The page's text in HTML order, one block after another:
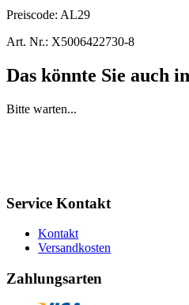
Preiscode: AL29
Art. Nr.: X5006422730-8
Das könnte Sie auch
Bitte warten...
Service Kontakt
Kontakt
Versandkosten
Zahlungsarten